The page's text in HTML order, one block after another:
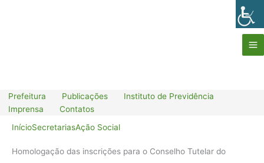
Prefeitura Publicações
Instituto de Previdência
Imprensa
Contatos
InícioSecretariasAção Social
Homologação das inscrições para o Conselho Tutelar do